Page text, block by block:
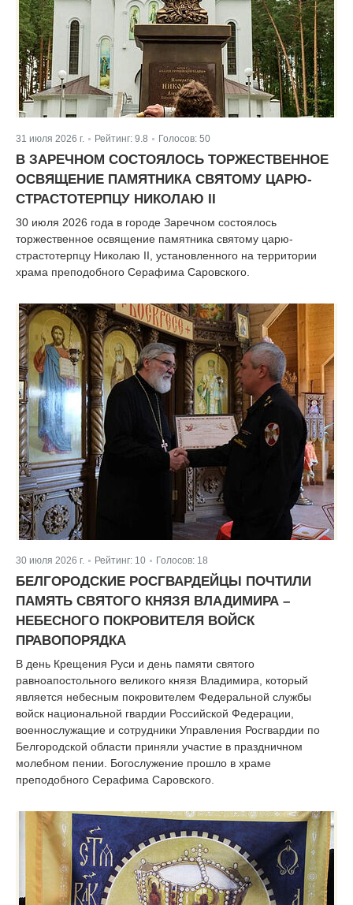
31 июля 2026 г. | Рейтинг: 9.8 Голосов: 50
В ЗАРЕЧНОМ СОСТОЯЛОСЬ ТОРЖЕСТВЕННОЕ
ОСВЯЩЕНИЕ ПАМЯТНИКА СВЯТОМУ ЦАРЮ-
СТРАСТОТЕРПЦУ НИКОЛАЮ II
30 июля 2026 года в городе Заречном состоялось
торжественное освящение памятника святому царю-
страстотерпцу Николаю II, установленного на территории
храма преподобного Серафима Саровского.
30 июля 2026 г. Рейтинг: 10 Голосов: 18
БЕЛГОРОДСКИЕ РОСГВАРДЕЙЦЫ ПОЧТИЛИ
ПАМЯТЬ СВЯТОГО КНЯЗЯ ВЛАДИМИРА –
НЕБЕСНОГО ПОКРОВИТЕЛЯ ВОЙСК
ПРАВОПОРЯДКА
В день Крещения Руси и день памяти святого
равноапостольного великого князя Владимира, который
является небесным покровителем Федеральной службы
войск национальной гвардии Российской Федерации,
военнослужащие и сотрудники Управления Росгвардии по
Белгородской области приняли участие в праздничном
молебном пении. Богослужение прошло в храме
преподобного Серафима Саровского.